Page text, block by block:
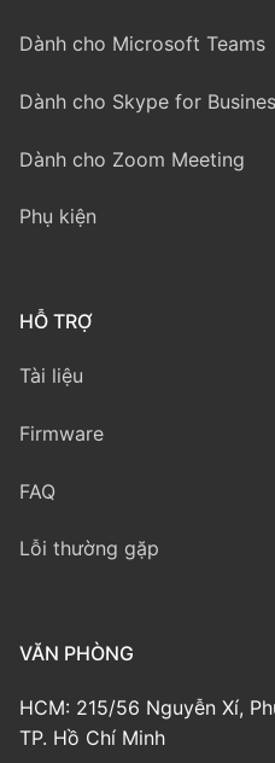
Dành cho Microsoft Teams
Dành cho Skype for
Dành cho Zoom Meeting
Phụ kiện
HỖ TRỢ
Tài liệu
Firmware
FAQ
Lỗi thường gặp
VĂN PHÒNG
HCM: 215/56 Nguyễn Xí,
TP. Hồ Chí Minh